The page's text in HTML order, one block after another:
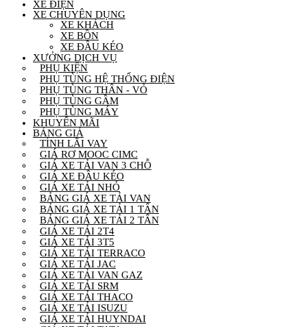
XE ĐIỆN
XE CHUYÊN DỤNG
XE KHÁCH
XE BỒN
XE ĐẦU KÉO
XƯỞNG DỊCH VỤ
PHỤ KIỆN
PHỤ TÙNG HỆ THỐNG ĐIỆN
PHỤ TÙNG THÂN - VỎ
PHỤ TÙNG GẦM
PHỤ TÙNG MÁY
KHUYẾN MÃI
BẢNG GIÁ
TÍNH LÃI VAY
GIÁ RƠ MOOC CIMC
GIÁ XE TẢI VAN 3 CHỖ
GIÁ XE ĐẦU KÉO
GIÁ XE TẢI NHỎ
BẢNG GIÁ XE TẢI VAN
BẢNG GIÁ XE TẢI 1 TẤN
BẢNG GIÁ XE TẢI 2 TẤN
GIÁ XE TẢI 2T4
GIÁ XE TẢI 3T5
GIÁ XE TẢI TERRACO
GIÁ XE TẢI JAC
GIÁ XE TẢI VAN GAZ
GIÁ XE TẢI SRM
GIÁ XE TẢI THACO
GIÁ XE TẢI ISUZU
GIÁ XE TẢI HUYNDAI